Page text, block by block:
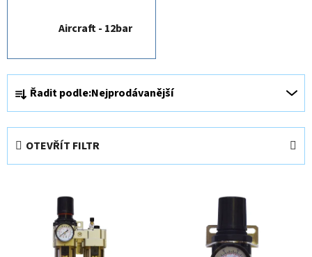
Aircraft - 12bar
Ř
a
z
e
n
Řadit podle:Nejprodávanější
OTEVŘÍT FILTR